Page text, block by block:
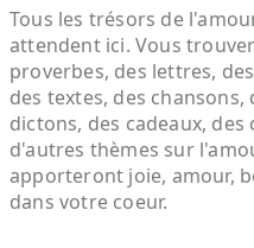
Tous les trésors de
attendent ici. Vous
proverbes, des lettres,
des textes, des
dictons, des cadeaux,
d'autres thèmes sur
apporteront joie, amour,
dans votre coeur.